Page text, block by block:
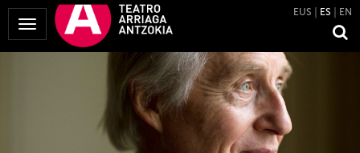
Mostrar
Menú
EUS ES EN